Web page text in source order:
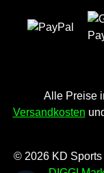
Alle Preise
Versandkosten
© 2026 KD